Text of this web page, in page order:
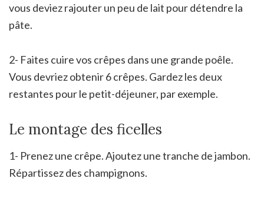
vous deviez rajouter un peu de lait pour détendre la
pâte.
2- Faites cuire vos crêpes dans une grande poêle.
Vous devriez obtenir 6 crêpes. Gardez les deux
restantes pour le petit-déjeuner, par exemple.
Le montage des ficelles
1- Prenez une crêpe. Ajoutez une tranche de jambon.
Répartissez des champignons.